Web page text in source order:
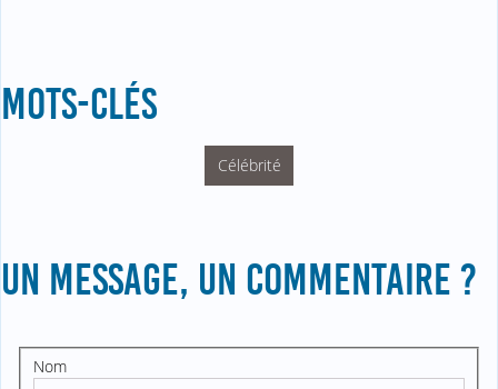
MOTS-CLÉS
Célébrité
UN MESSAGE, UN COMMENTAIRE ?
Nom